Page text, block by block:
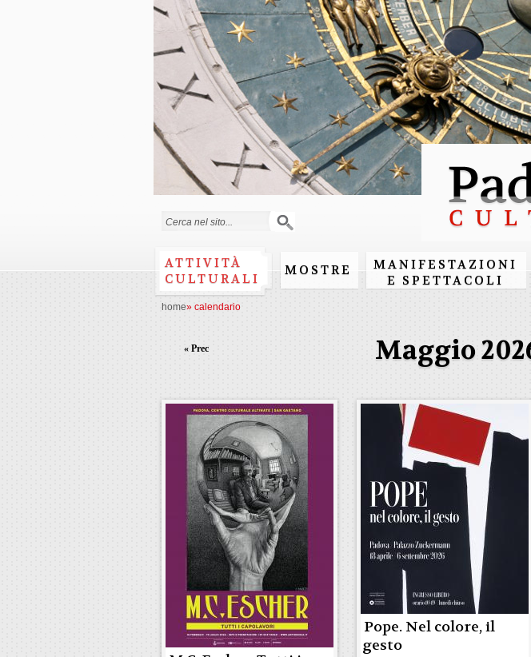
Salta al
contenuto
principale
Form di ricerca
ATTIVITÀ
CULTURALI
MOSTRE
MANIFESTAZIONI
E SPETTACOLI
home» calendario
Maggio
« Prec
Pope. Nel colore, il
gesto